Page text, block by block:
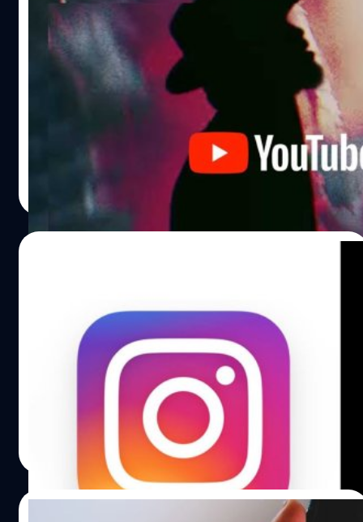
Youtube อนุญาตให้ ‘ผู้สร้างคอนเทนต์’ ใช้
เพลงติดลิขสิทธิ์ได้แล้ว! ส่วนไทยรอก่อน
หลังจากต้องไล่ติดสติ๊กเกอร์เหลืองบนวิดีโอที่ใช้เพลงติด
ลิขสิทธิ์มานาน ล่าสุดทาง Youtube ประกาศเปิดตัวโปรแกรมที่
ให้เหล่าผู้สร้างคอนเทนต์บนแพลตฟอร์มสามารถใช้เพลงเหล่า
นี้ได้อย่างถูกต้อง โดยจะมีให้พวกเขาใช้ได้ 2 ตัวเลือกคือ 'ซื้อ
ลิขสิทธิ์เพื่อใช้กับคอนเทนต์อย่างถูกกฎหมาย' หรือ 'ให้เจ้าของ
ลิขสิทธิ์รับรายได้จากวิดีโอเรา'
กรณ์รัฐภาส ธนวัตไชยศรี | 1416 days ago
Read More
พยายามอีกมากหากจะเอาชนะ TikTok!
เป็นที่รู้กันดีว่า Instagram มีความพยายามที่จะลอกเลียน
ฟีเจอร์คลิปวิดีโอสั้นตาม TikTok ที่ได้รับความนิยมจนเติบโต
อย่างก้าวกระโดดในช่วงการระบาดของโควิด-19 อย่างไร
ก็ตามการสำรวจของ Meta กลับพบว่า Instagram Reels ยัง
ห่างไกลจากการเอาชนะ TikTok อีกมาก!
| 1424 days ago